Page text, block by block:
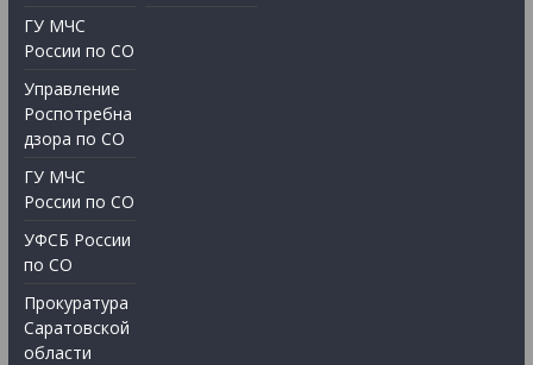
ГУ МЧС
России по СО
Управление
Роспотребна
дзора по СО
ГУ МЧС
России по СО
УФСБ России
по СО
Прокуратура
Саратовской
области